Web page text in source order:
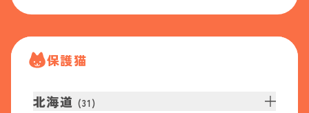
保護猫
北海道 (31 )